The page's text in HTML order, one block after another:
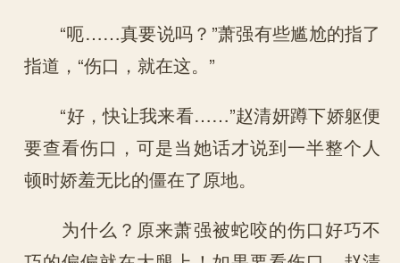
“呃……真要说吗？”萧强有些尴尬的指了
指道，“伤口，就在这。”
“好，快让我来看……”赵清妍蹲下娇躯便
要查看伤口，可是当她话才说到一半整个人
顿时娇羞无比的僵在了原地。
为什么？原来萧强被蛇咬的伤口好巧不